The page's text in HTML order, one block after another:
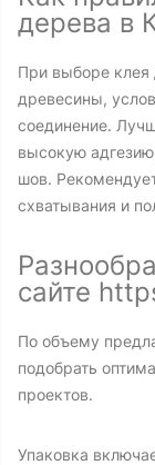
дерева в
При выборе клея
древесины,
соединение.
высокую
шов.
схватывания и
сайте
По объему
подобрать
проектов.
Упаковка